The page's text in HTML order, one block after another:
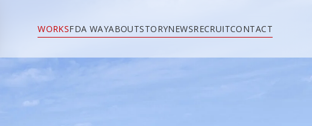
WORKSFDA WAYABOUTSTORYNEWSRECRUITCONTACT